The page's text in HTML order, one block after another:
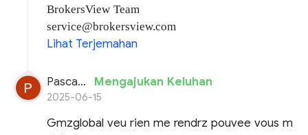
BrokersView Team
service@brokersview.com
Lihat Terjemahan
Pascal planchon Mengajukan Keluhan
2025-06-15
Gmzglobal veu rien me rendrz pouvee vous m